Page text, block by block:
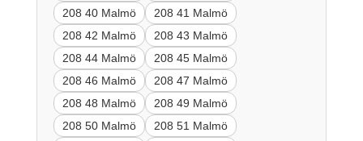
208 40 Malmö
208 41 Malmö
208 42 Malmö
208 43 Malmö
208 44 Malmö
208 45 Malmö
208 46 Malmö
208 47 Malmö
208 48 Malmö
208 49 Malmö
208 50 Malmö
208 51 Malmö